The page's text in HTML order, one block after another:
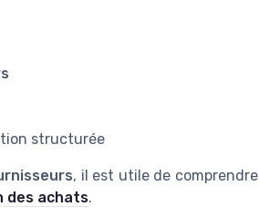
structurée
, il est utile de comprendre
des achats.